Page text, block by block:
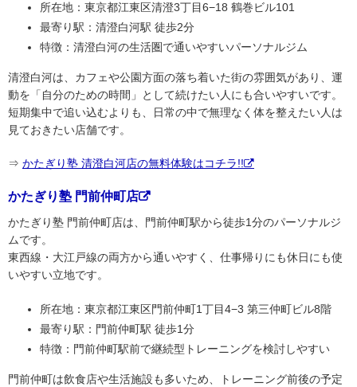
所在地：東京都江東区清澄3丁目6−18 鶴巻ビル101
最寄り駅：清澄白河駅 徒歩2分
特徴：清澄白河の生活圏で通いやすいパーソナルジム
清澄白河は、カフェや公園方面の落ち着いた街の雰囲気があり、運
動を「自分のための時間」として続けたい人にも合いやすいです。
短期集中で追い込むよりも、日常の中で無理なく体を整えたい人は
見ておきたい店舗です。
⇒ かたぎり塾 清澄白河店の無料体験はコチラ!!
かたぎり塾 門前仲町店
かたぎり塾 門前仲町店は、門前仲町駅から徒歩1分のパーソナルジ
ムです。
東西線・大江戸線の両方から通いやすく、仕事帰りにも休日にも使
いやすい立地です。
所在地：東京都江東区門前仲町1丁目4−3 第三仲町ビル8階
最寄り駅：門前仲町駅 徒歩1分
特徴：門前仲町駅前で継続型トレーニングを検討しやすい
門前仲町は飲食店や生活施設も多いため、トレーニング前後の予定